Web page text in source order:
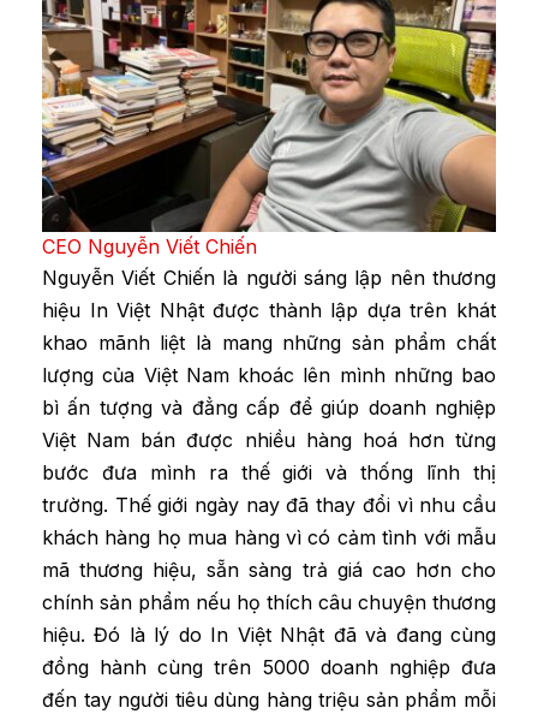
CEO Nguyễn Viết Chiến
Nguyễn Viết Chiến là người sáng lập nên thương
hiệu In Việt Nhật được thành lập dựa trên khát
khao mãnh liệt là mang những sản phẩm chất
lượng của Việt Nam khoác lên mình những bao
bì ấn tượng và đẳng cấp để giúp doanh nghiệp
Việt Nam bán được nhiều hàng hoá hơn từng
bước đưa mình ra thế giới và thống lĩnh thị
trường. Thế giới ngày nay đã thay đổi vì nhu cầu
khách hàng họ mua hàng vì có cảm tình với mẫu
mã thương hiệu, sẵn sàng trả giá cao hơn cho
chính sản phẩm nếu họ thích câu chuyện thương
hiệu. Đó là lý do In Việt Nhật đã và đang cùng
đồng hành cùng trên 5000 doanh nghiệp đưa
đến tay người tiêu dùng hàng triệu sản phẩm mỗi